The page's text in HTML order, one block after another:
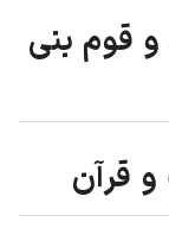
قوم بنی
قرآن